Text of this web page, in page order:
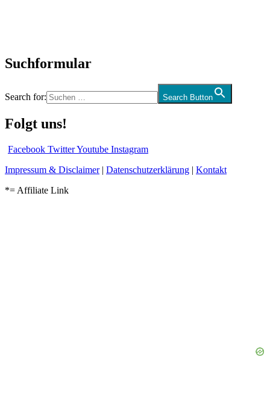
Suchformular
Search for: Search Button
Folgt uns!
Facebook TwitterYoutube Instagram
Impressum & Disclaimer| Datenschutzerklärung | Kontakt
*= Affiliate Link